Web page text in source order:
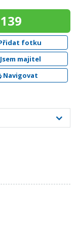
fotku
majitel
Navigovat